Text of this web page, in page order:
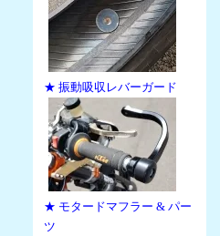
★ 振動吸収レバーガード
★ モタードマフラー & パー
ツ